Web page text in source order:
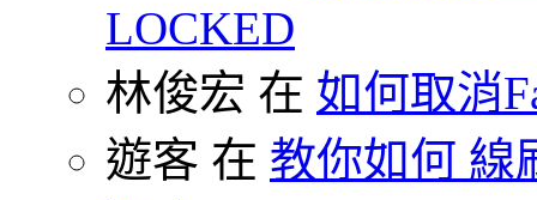
LOCKED
林俊宏 在 如何取消
遊客 在 教你如何 線